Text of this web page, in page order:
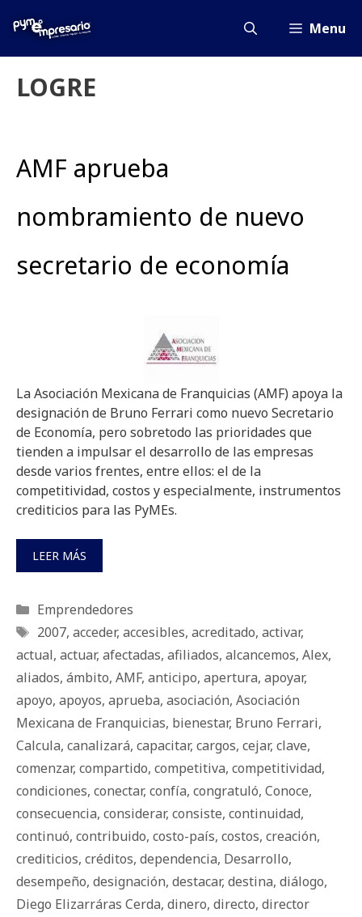
Menu
LOGRE
AMF aprueba
nombramiento de nuevo
secretario de economía
La Asociación Mexicana de Franquicias (AMF) apoya la
designación de Bruno Ferrari como nuevo Secretario
de Economía, pero sobretodo las prioridades que
tienden a impulsar el desarrollo de las empresas
desde varios frentes, entre ellos: el de la
competitividad, costos y especialmente, instrumentos
crediticios para las PyMEs.
LEER MÁS
Categorías
Emprendedores
Etiquetas
2007, acceder, accesibles, acreditado, activar,
actual, actuar, afectadas, afiliados, alcancemos, Alex,
aliados, ámbito, AMF, anticipo, apertura, apoyar,
apoyo, apoyos, aprueba, asociación, Asociación
Mexicana de Franquicias, bienestar, Bruno Ferrari,
Calcula, canalizará, capacitar, cargos, cejar, clave,
comenzar, compartido, competitiva, competitividad,
condiciones, conectar, confía, congratuló, Conoce,
consecuencia, considerar, consiste, continuidad,
continuó, contribuido, costo-país, costos, creación,
crediticios, créditos, dependencia, Desarrollo,
desempeño, designación, destacar, destina, diálogo,
Diego Elizarráras Cerda, dinero, directo, director